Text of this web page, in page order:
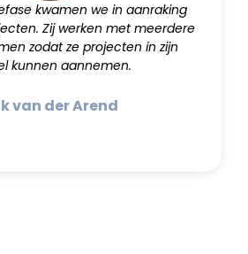
kwamen we in aanraking
Zij werken met meerdere
zodat ze projecten in zijn
kunnen aannemen.
van der Arend